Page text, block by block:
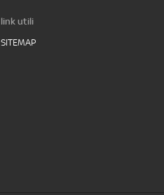
link utili
SITEMAP